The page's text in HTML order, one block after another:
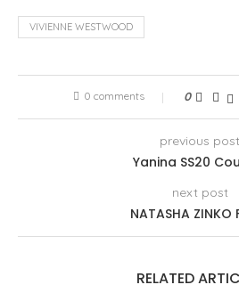
VIVIENNE WESTWOOD
0 comments 0
previous post
Yanina SS20
next post
NATASHA ZINKO
RELATED